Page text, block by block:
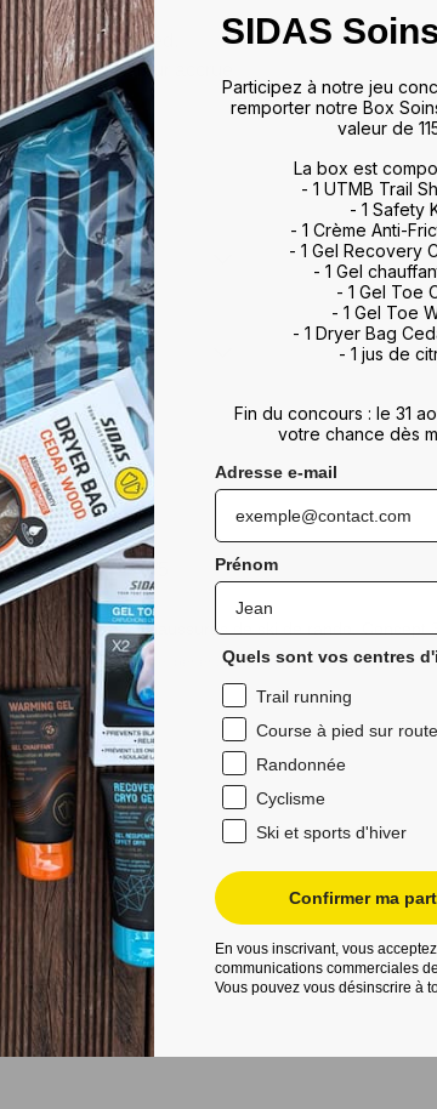
optimal du pied.
pour une chaleur accrue
5/
semelle pour chaussures de ski de rando. Concept
21/02/2025 , suite à une expérience du03/02/2025 parH.G.
Signaler
SIDAS
Participez à notre jeu
remporter notre Box
valeur de
La box est
- 1 UTMB Trail
- 1 Safety
- 1 Crème Anti-
- 1 Gel Recovery
- 1 Gel
- 1 Gel Toe
- 1 Gel Toe
- 1 Dryer Bag
- 1 jus de
Fin du concours : le 31
votre chance dès
Adresse e-mail
Prénom
Quels sont vos centres
Trail running
Course à pied sur route
Randonnée
Cyclisme
Ski et sports d'hiver
Confirmer ma
En vous inscrivant, vous
communications commerciales
Vous pouvez vous désinscrire à